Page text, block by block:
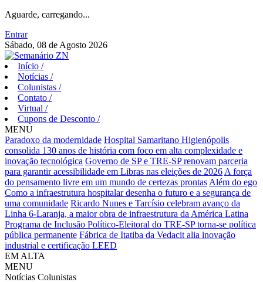
Aguarde, carregando...
Entrar
Sábado, 08 de Agosto 2026
Início /
Notícias /
Colunistas /
Contato /
Virtual /
Cupons de Desconto /
MENU
Paradoxo da modernidade Hospital Samaritano Higienópolis
consolida 130 anos de história com foco em alta complexidade e
inovação tecnológica Governo de SP e TRE-SP renovam parceria
para garantir acessibilidade em Libras nas eleições de 2026 A força
do pensamento livre em um mundo de certezas prontas Além do ego
Como a infraestrutura hospitalar desenha o futuro e a segurança de
uma comunidade Ricardo Nunes e Tarcísio celebram avanço da
Linha 6-Laranja, a maior obra de infraestrutura da América Latina
Programa de Inclusão Político-Eleitoral do TRE-SP torna-se política
pública permanente Fábrica de Itatiba da Vedacit alia inovação
industrial e certificação LEED
EM ALTA
MENU
Notícias Colunistas